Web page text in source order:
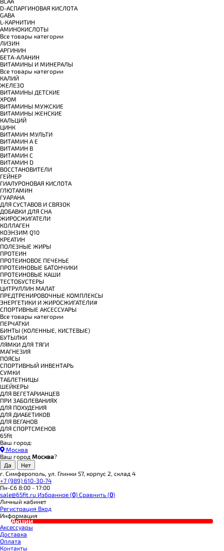
D-АСПАРГИНОВАЯ КИСЛОТА
GABA
L-КАРНИТИН
АМИНОКИСЛОТЫ
Все товары категории
ЛИЗИН
АРГИНИН
БЕТА-АЛАНИН
ВИТАМИНЫ И МИНЕРАЛЫ
Все товары категории
КАЛИЙ
ЖЕЛЕЗО
ВИТАМИНЫ ДЕТСКИЕ
ХРОМ
ВИТАМИНЫ МУЖСКИЕ
ВИТАМИНЫ ЖЕНСКИЕ
КАЛЬЦИЙ
ЦИНК
ВИТАМИН МУЛЬТИ
ВИТАМИН A E
ВИТАМИН B
ВИТАМИН C
ВИТАМИН D
ВОССТАНОВИТЕЛИ
ГЕЙНЕР
ГИАЛУРОНОВАЯ КИСЛОТА
ГЛЮТАМИН
ГУАРАНА
ДЛЯ СУСТАВОВ И СВЯЗОК
ДОБАВКИ ДЛЯ СНА
ЖИРОСЖИГАТЕЛИ
КОЛЛАГЕН
КОЭНЗИМ Q10
КРЕАТИН
ПОЛЕЗНЫЕ ЖИРЫ
ПРОТЕИН
ПРОТЕИНОВОЕ ПЕЧЕНЬЕ
ПРОТЕИНОВЫЕ БАТОНЧИКИ
ПРОТЕИНОВЫЕ КАШИ
ТЕСТОБУСТЕРЫ
ЦИТРУЛЛИН МАЛАТ
ПРЕДТРЕНИРОВОЧНЫЕ КОМПЛЕКСЫ
ЭНЕРГЕТИКИ И ЖИРОСЖИГАТЕЛИ#
СПОРТИВНЫЕ АКСЕССУАРЫ
Все товары категории
ПЕРЧАТКИ
БИНТЫ (КОЛЕННЫЕ, КИСТЕВЫЕ)
БУТЫЛКИ
ЛЯМКИ ДЛЯ ТЯГИ
МАГНЕЗИЯ
ПОЯСЫ
СПОРТИВНЫЙ ИНВЕНТАРЬ
СУМКИ
ТАБЛЕТНИЦЫ
ШЕЙКЕРЫ
ДЛЯ ВЕГЕТАРИАНЦЕВ
ПРИ ЗАБОЛЕВАНИЯХ
ДЛЯ ПОХУДЕНИЯ
ДЛЯ ДИАБЕТИКОВ
ДЛЯ ВЕГАНОВ
ДЛЯ СПОРТСМЕНОВ
65fit
Ваш город:
Москва
Ваш город Москва?
г. Симферополь, ул. Глинки 57, корпус 2, склад 4
+7 (989) 610-30-74
Пн-Сб 8:00 - 17:00
sale@65fit.ru Избранное (0) Сравнить (0)
Личный кабинет
Регистрация Вход
Информация
Акции
Аксессуары
Доставка
Оплата
Контакты